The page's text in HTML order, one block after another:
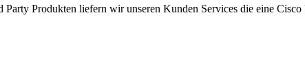
Produkten liefern wir unseren Kunden Services die eine